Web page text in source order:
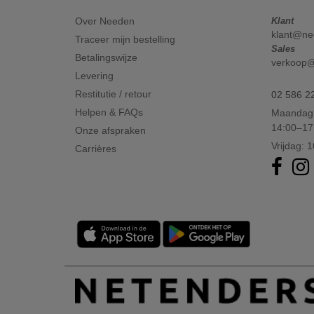
Over Needen
Traceer mijn bestelling
Betalingswijze
Levering
Restitutie / retour
Helpen & FAQs
Onze afspraken
Carrières
Klant
Sales
02 586
Vrijdag: